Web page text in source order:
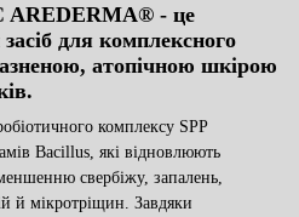
AREDERMA® - це
для комплексного
атопічною шкірою
комплексу SPP
Bacillus, які відновлюють
свербіжу, запалень,
й мікротріщин. Завдяки